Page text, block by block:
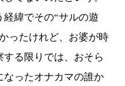
緯でその“サルの遊
ったけれど、お婆が時
る限りでは、おそら
なったオナカマの誰か